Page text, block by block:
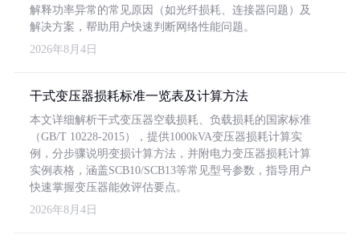
解释功率异常的常见原因（如光纤损耗、连接器问题）及
解决方案，帮助用户快速判断网络性能问题。
2026年8月4日
干式变压器损耗标准一览表及计算方法
本文详细解析干式变压器空载损耗、负载损耗的国家标准
（GB/T 10228-2015），提供1000kVA变压器损耗计算实
例，分步骤说明变损计算方法，并附电力变压器损耗计算
实例表格，涵盖SCB10/SCB13等常见型号参数，指导用户
快速掌握变压器能效评估要点。
2026年8月4日